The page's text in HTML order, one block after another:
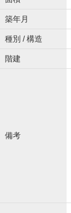
築年月
種別 / 構造
階建
備考